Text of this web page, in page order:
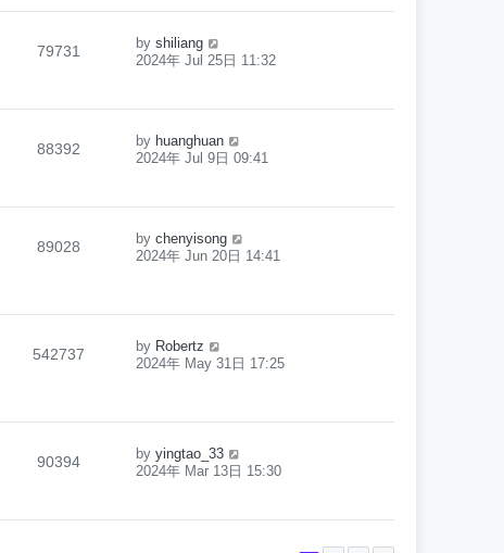
79731 by shiliang
2024年 Jul 25日 11:32
88392 by huanghuan
2024年 Jul 9日 09:41
89028 by chenyisong
2024年 Jun 20日 14:41
542737 by Robertz
2024年 May 31日 17:25
90394 by yingtao_33
2024年 Mar 13日 15:30